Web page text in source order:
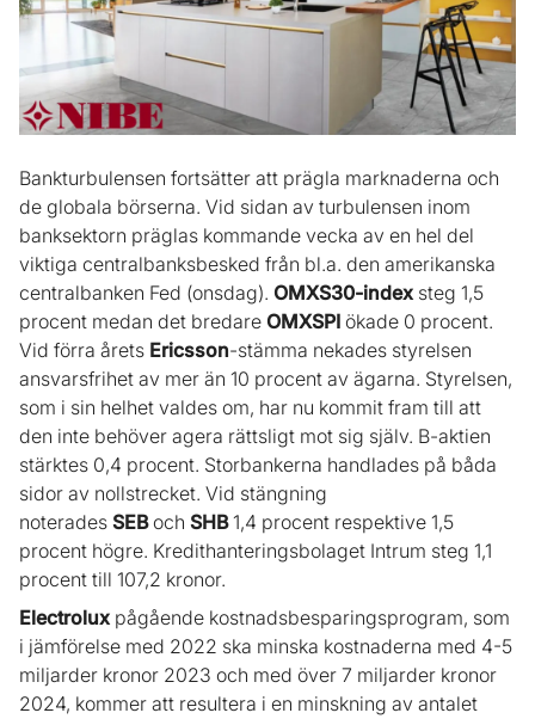
Bankturbulensen fortsätter att prägla marknaderna och
de globala börserna. Vid sidan av turbulensen inom
banksektorn präglas kommande vecka av en hel del
viktiga centralbanksbesked från bl.a. den amerikanska
centralbanken Fed (onsdag). OMXS30-index steg 1,5
procent medan det bredare OMXSPI ökade 0 procent.
Vid förra årets Ericsson-stämma nekades styrelsen
ansvarsfrihet av mer än 10 procent av ägarna. Styrelsen,
som i sin helhet valdes om, har nu kommit fram till att
den inte behöver agera rättsligt mot sig själv. B-aktien
stärktes 0,4 procent. Storbankerna handlades på båda
sidor av nollstrecket. Vid stängning
noterades SEBoch SHB1,4 procent respektive 1,5
procent högre. Kredithanteringsbolaget Intrum steg 1,1
procent till 107,2 kronor.
Electrolux pågående kostnadsbesparingsprogram, som
i jämförelse med 2022 ska minska kostnaderna med 4-5
miljarder kronor 2023 och med över 7 miljarder kronor
2024, kommer att resultera i en minskning av antalet